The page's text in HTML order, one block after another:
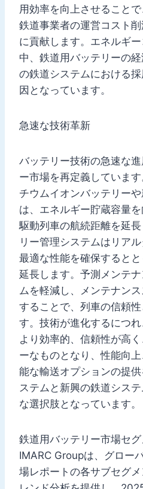
用効率を向上させること
鉄道事業者の運営コスト
に貢献します。エネルギ
中、鉄道用バッテリーの
の鉄道システムにおける
因となっています。
急速な技術革新
バッテリー技術の急速な
ー市場を再定義していま
チウムイオンバッテリー
は、エネルギー貯蔵容量
駆動列車の航続距離を延
リー管理システムはリア
最適な性能を確保すると
延長します。予測メンテ
ムを軽減し、メンテナン
することで、列車の信頼
す。技術が進化するにつ
より効率的、信頼性が高
ーなものとなり、性能向
能な輸送オプションの提
ステムと新興の鉄道シス
な選択肢となっています。
鉄道用バッテリー市場セグ
IMARC Groupは、グロー
場レポートの各サブセグ